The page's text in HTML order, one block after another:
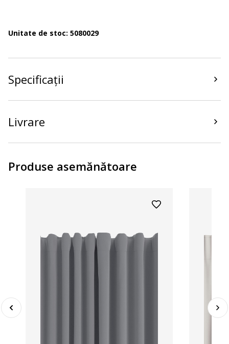
Unitate de stoc: 5080029
Specificații
Livrare
Produse asemănătoare